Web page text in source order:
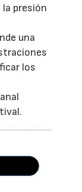
presión
una
los